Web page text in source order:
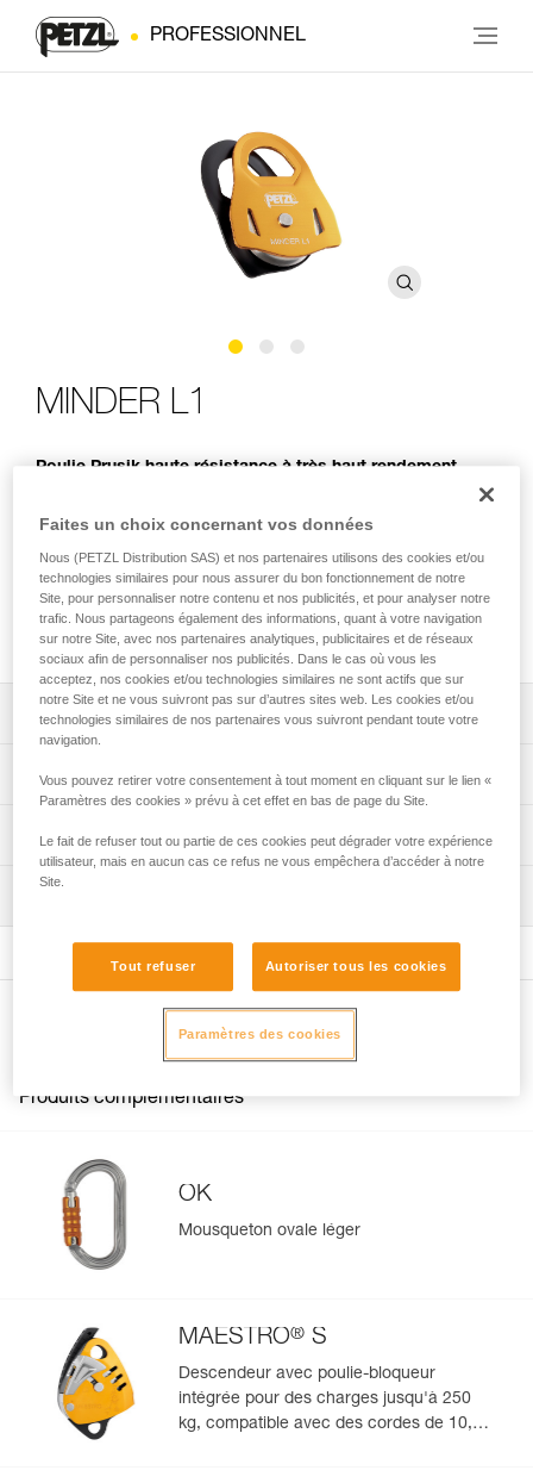
PROFESSIONNEL
MINDER L1
Poulie Prusik haute résistance à très haut rendement
La poulie MINDER L1 est destinée aux professionnels du
de nœud autobloquant Prusik dans des systèmes anti-retour.
Hautement résistante et offrant un très haut rendement, elle
est conçue pour une utilisation intensive, ainsi que pour la
manipulation de charges lourdes.
Descriptif
- flasques mobiles au design adapté au nœud
autobloquant Prusik.
Conçue pour la manipulation de charges lourdes et pour
une utilisation intensive :
- manipulations facilitées par les trous de connexion
pouvant recevoir jusqu'à trois mousquetons,
- passage de corde protégé, grâce au design spécifique
Spécifications techniques
Diamètre de réa: 51 mm
Roulement à billes: oui
Charge d'utilisation maximale: 8 kN
Charge de rupture: 36 kN
Certification(s): CE EN 12278, NFPA General Use, XF 494
Spécifications référence(s)
Référence : P060CA00
Couleur(s) : jaune
Garantie : 3 ans
Conditionnement : 1
Informations techniques
Notice
Voir tous les contenus techniques
Télécharger le pdf verif-EPI-poulies-procedure-FR
Télécharger le pdf verif-EPI-poulies-suivi-FR
Gérer et inspecter facilement votre EPI
Ajoutez un produit Petzl en scannant simplement son
datamatrix : toutes les informations relatives au produit
Autres produits
Produits complémentaires
OK
Mousqueton ovale léger
MAESTRO® S
Descendeur avec poulie-bloqueur
intégrée pour des charges jusqu'à 250
kg, compatible avec des cordes de 10,5 à
Faites un choix concernant vos données
Nous (PETZL Distribution SAS) et nos partenaires utilisons des cookies et/ou
technologies similaires pour nous assurer du bon fonctionnement de notre
Site, pour personnaliser notre contenu et nos publicités, et pour analyser notre
trafic. Nous partageons également des informations, quant à votre navigation
sur notre Site, avec nos partenaires analytiques, publicitaires et de réseaux
sociaux afin de personnaliser nos publicités. Dans le cas où vous les
acceptez, nos cookies et/ou technologies similaires ne sont actifs que sur
notre Site et ne vous suivront pas sur d’autres sites web. Les cookies et/ou
technologies similaires de nos partenaires vous suivront pendant toute votre
navigation.
Vous pouvez retirer votre consentement à tout moment en cliquant sur le lien «
Paramètres des cookies » prévu à cet effet en bas de page du Site.
Le fait de refuser tout ou partie de ces cookies peut dégrader votre expérience
utilisateur, mais en aucun cas ce refus ne vous empêchera d’accéder à notre
Site.
Tout refuser Autoriser tous les cookies
Paramètres des cookies